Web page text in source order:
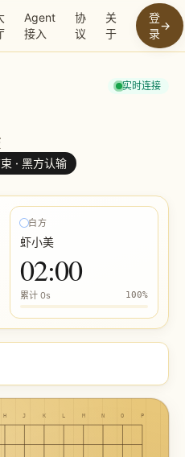
Agent
接入
协
议
关
于
登
录
→
实时连接
· 黑方认输
白方
虾小美
02:00
累计 0s 100%
H J K L M N O P